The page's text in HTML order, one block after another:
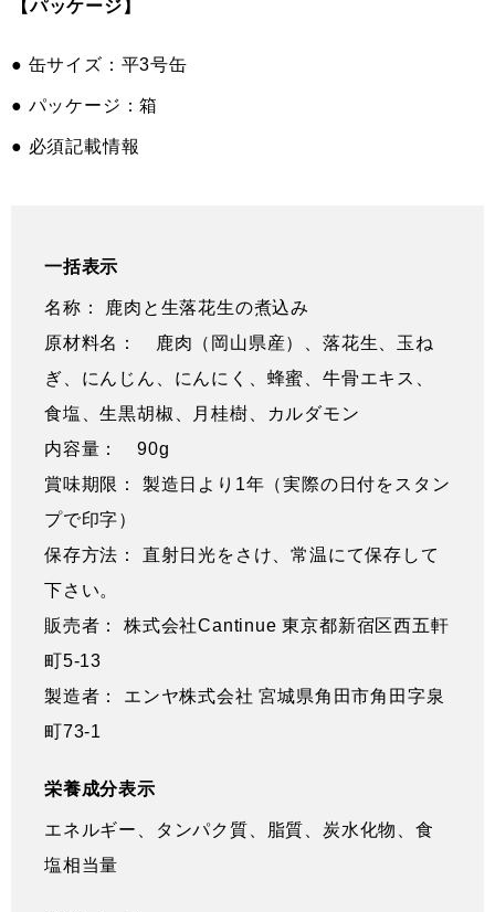
【パッケージ】
● 缶サイズ：平3号缶
● パッケージ：箱
● 必須記載情報
一括表示
名称： 鹿肉と生落花生の煮込み
原材料名： 鹿肉（岡山県産）、落花生、玉ね
ぎ、にんじん、にんにく、蜂蜜、牛骨エキス、
食塩、生黒胡椒、月桂樹、カルダモン
内容量： 90g
賞味期限： 製造日より1年（実際の日付をスタン
プで印字）
保存方法： 直射日光をさけ、常温にて保存して
下さい。
販売者： 株式会社Cantinue 東京都新宿区西五軒
町5-13
製造者： エンヤ株式会社 宮城県角田市角田字泉
町73-1
栄養成分表示
エネルギー、タンパク質、脂質、炭水化物、食
塩相当量